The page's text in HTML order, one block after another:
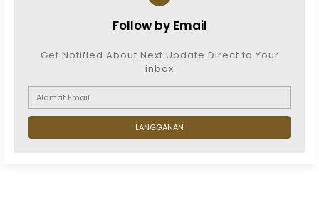
Follow by Email
Get Notified About Next Update Direct to Your
inbox